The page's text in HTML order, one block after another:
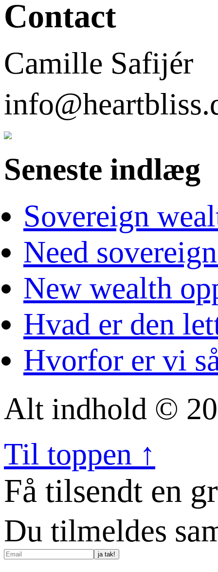
Contact
Camille Safijér
Seneste indlæg
Sovereign
Need
New wealth
Hvad er den
Hvorfor er vi
Alt indhold ©
Til toppen ↑
Få tilsendt en
Du tilmeldes